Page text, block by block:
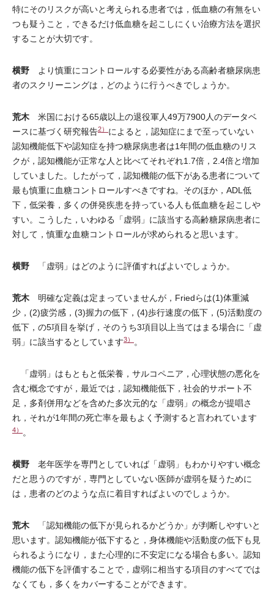
特にそのリスクが高いと考えられる患者では，低血糖の有無をい
つも疑うこと，できるだけ低血糖を起こしにくい治療方法を選択
することが大切です。
横野 より慎重にコントロールする必要性がある高齢者糖尿病患
者のスクリーニングは，どのように行うべきでしょうか。
荒木 米国における65歳以上の退役軍人49万7900人のデータベ
ースに基づく研究報告2） によると，認知症にまで至っていない
認知機能低下や認知症を持つ糖尿病患者は1年間の低血糖のリス
クが，認知機能が正常な人と比べてそれぞれ1.7倍，2.4倍と増加
していました。したがって，認知機能の低下がある患者について
最も慎重に血糖コントロールすべきですね。そのほか，ADL低
下，低栄養，多くの併発疾患を持っている人も低血糖を起こしや
すい。こうした，いわゆる「虚弱」に該当する高齢糖尿病患者に
対して，慎重な血糖コントロールが求められると思います。
横野 「虚弱」はどのように評価すればよいでしょうか。
荒木 明確な定義は定まっていませんが，Friedらは(1)体重減
少，(2)疲労感，(3)握力の低下，(4)歩行速度の低下，(5)活動度の
低下，の5項目を挙げ，そのうち3項目以上当てはまる場合に「虚
弱」に該当するとしています3） 。
「虚弱」はもともと低栄養，サルコペニア，心理状態の悪化を
含む概念ですが，最近では，認知機能低下，社会的サポート不
足，多剤併用などを含めた多次元的な「虚弱」の概念が提唱さ
れ，それが1年間の死亡率を最もよく予測すると言われています
4） 。
横野 老年医学を専門としていれば「虚弱」もわかりやすい概念
だと思うのですが，専門としていない医師が虚弱を疑うために
は，患者のどのような点に着目すればよいのでしょうか。
荒木 「認知機能の低下が見られるかどうか」が判断しやすいと
思います。認知機能が低下すると，身体機能や活動度の低下も見
られるようになり，また心理的に不安定になる場合も多い。認知
機能の低下を評価することで，虚弱に相当する項目のすべてでは
なくても，多くをカバーすることができます。